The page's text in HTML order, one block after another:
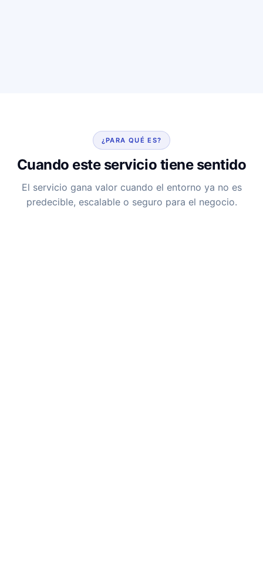
¿PARA QUÉ ES?
Cuando este servicio tiene sentido
El servicio gana valor cuando el entorno ya no es
predecible, escalable o seguro para el negocio.